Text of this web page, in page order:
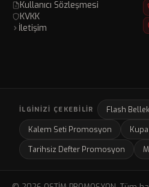
Kullanıcı Sözleşmesi
KVKK
İletişim
İLGINIZI ÇEKEBILIR
Flash
Kalem Seti Promosyon
Tarihsiz Defter Promosyon